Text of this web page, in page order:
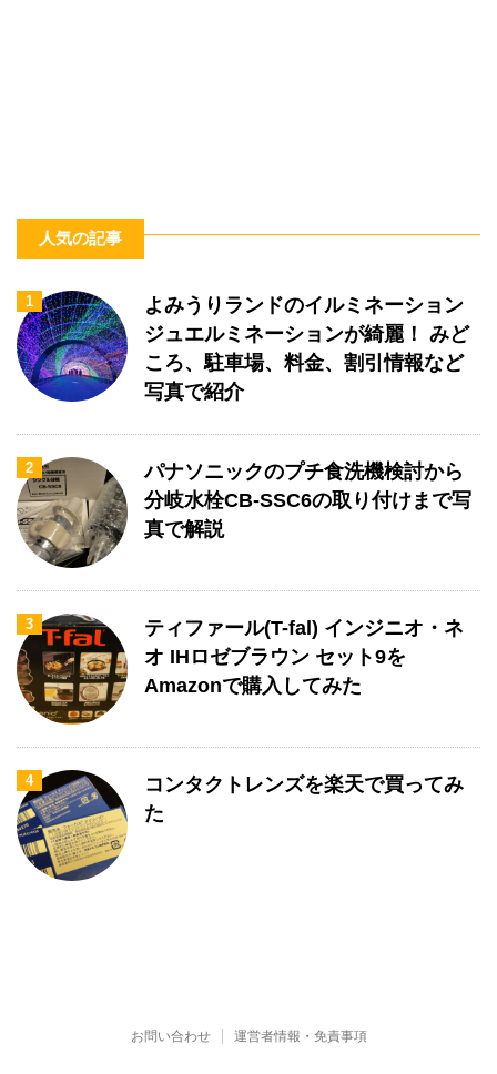
人気の記事
1
よみうりランドのイルミネーション
ジュエルミネーションが綺麗！ みど
ころ、駐車場、料金、割引情報など
写真で紹介
2
パナソニックのプチ食洗機検討から
分岐水栓CB-SSC6の取り付けまで写
真で解説
3
ティファール(T-fal) インジニオ・ネ
オ IHロゼブラウン セット9を
Amazonで購入してみた
4
コンタクトレンズを楽天で買ってみ
た
お問い合わせ 運営者情報・免責事項